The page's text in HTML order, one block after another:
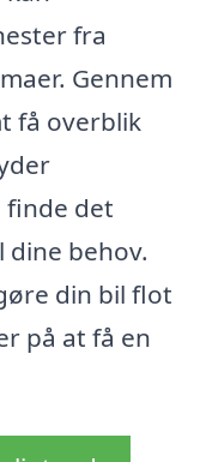
fra
Gennem
få overblik
det
behov.
din bil flot
på at få en